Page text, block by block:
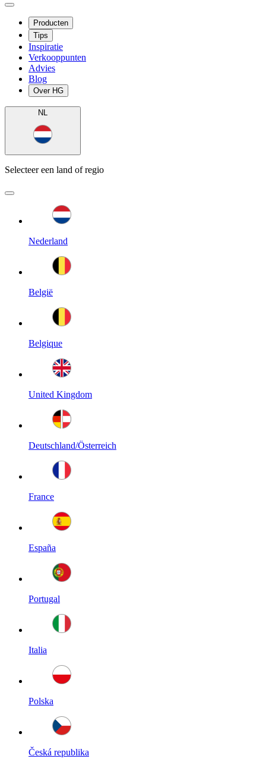
Producten
Tips
Inspiratie
Verkooppunten
Advies
Blog
Over HG
NL
Selecteer een land of regio
Nederland
België
Belgique
United Kingdom
Deutschland/Österreich
France
España
Portugal
Italia
Polska
Česká republika